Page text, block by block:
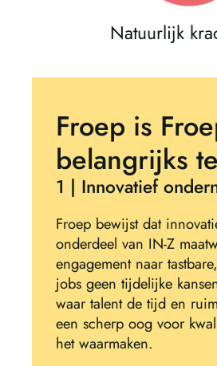
Natuurlijk
Froep is
belangrijks
1 | Innovatief
Froep bewijst dat
onderdeel van IN-Z
engagement naar
jobs geen tijdelijke
waar talent de tijd en
een scherp oog voor
het waarmaken.